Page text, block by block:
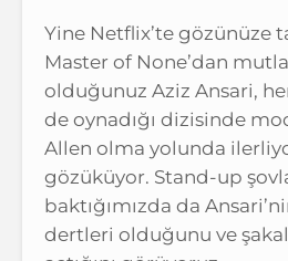
Yine Netflix’te gözünüze
Master of None’dan
olduğunuz Aziz Ansari,
de oynadığı dizisinde
Allen olma yolunda
gözüküyor. Stand-up
baktığımızda da
dertleri olduğunu ve